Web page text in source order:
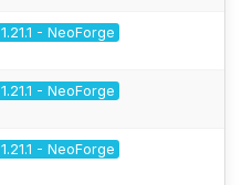
1.21.1 - NeoForge
1.21.1 - NeoForge
1.21.1 - NeoForge